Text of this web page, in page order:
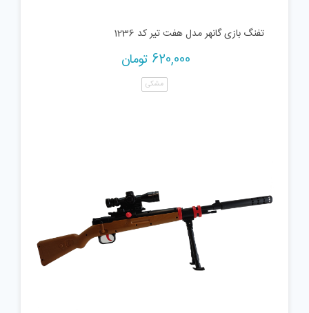
تفنگ بازی گانهر مدل هفت تیر کد 1236
620,000 تومان
مشکی